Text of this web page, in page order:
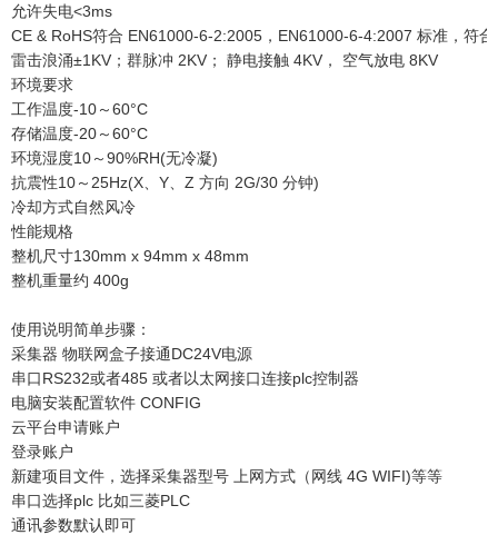
允许失电<3ms
CE & RoHS符合 EN61000-6-2:2005，EN61000-6-4:2007 标准，符
雷击浪涌±1KV；群脉冲 2KV； 静电接触 4KV， 空气放电 8KV
环境要求
工作温度-10～60°C
存储温度-20～60°C
环境湿度10～90%RH(无冷凝)
抗震性10～25Hz(X、Y、Z 方向 2G/30 分钟)
冷却方式自然风冷
性能规格
整机尺寸130mm x 94mm x 48mm
整机重量约 400g
使用说明简单步骤：
采集器 物联网盒子接通DC24V电源
串口RS232或者485 或者以太网接口连接plc控制器
电脑安装配置软件 CONFIG
云平台申请账户
登录账户
新建项目文件，选择采集器型号 上网方式（网线 4G WIFI)等等
串口选择plc 比如三菱PLC
通讯参数默认即可